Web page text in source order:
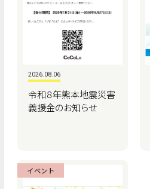
2026.08.06
令和８年熊本地震災害
義援金のお知らせ
イベント